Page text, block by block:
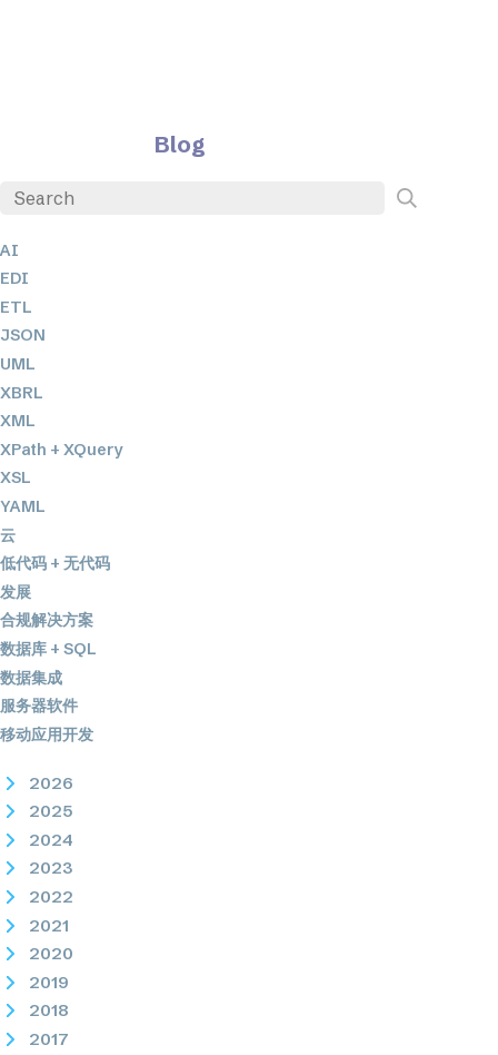
Blog
AI
EDI
ETL
JSON
UML
XBRL
XML
XPath + XQuery
XSL
YAML
云
低代码 + 无代码
发展
合规解决方案
数据库 + SQL
数据集成
服务器软件
移动应用开发
2026
2025
2024
2023
2022
2021
2020
2019
2018
2017